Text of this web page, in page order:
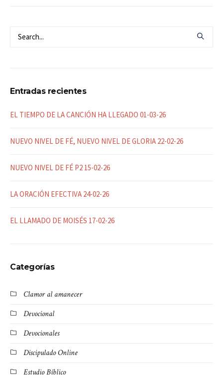
Entradas recientes
EL TIEMPO DE LA CANCIÓN HA LLEGADO 01-03-26
NUEVO NIVEL DE FÉ, NUEVO NIVEL DE GLORIA 22-02-26
NUEVO NIVEL DE FÉ P2 15-02-26
LA ORACIÓN EFECTIVA 24-02-26
EL LLAMADO DE MOISÉS 17-02-26
Categorías
Clamor al amanecer
Devocional
Devocionales
Discipulado Online
Estudio Bíblico